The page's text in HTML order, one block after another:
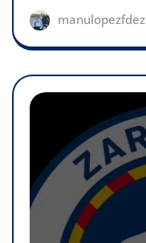
manulopezfdez